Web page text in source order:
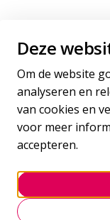
Deze
Om de website
analyseren en
van cookies en
voor meer
accepteren.